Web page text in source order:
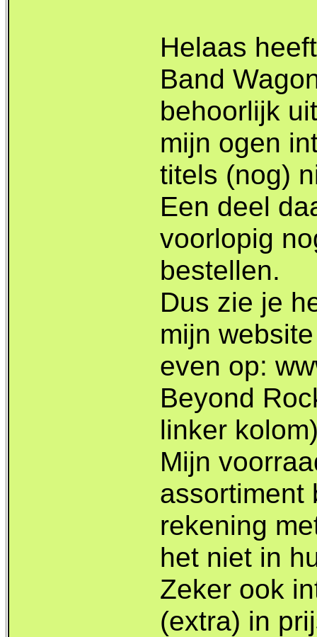
Helaas
Band
behoorlijk
mijn ogen
titels (nog)
Een deel
voorlopig
bestellen.
Dus zie je
mijn
even op:
Beyond
linker
Mijn
assortiment
rekening
het niet in
Zeker ook
(extra) in